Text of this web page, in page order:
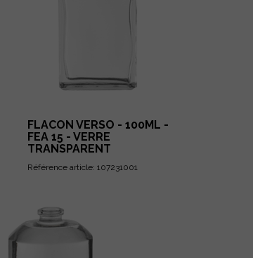
FLACON VERSO - 100ML -
FEA 15 - VERRE
TRANSPARENT
Référence article: 107231001